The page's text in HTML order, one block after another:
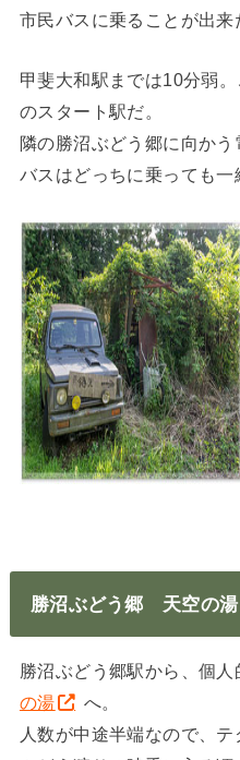
市民バスに乗ることが出来
甲斐大和駅までは10分弱
のスタート駅だ。
隣の勝沼ぶどう郷に向かう
バスはどっちに乗っても一
勝沼ぶどう郷 天空の湯
勝沼ぶどう郷駅から、個
の湯
へ。
人数が中途半端なので、